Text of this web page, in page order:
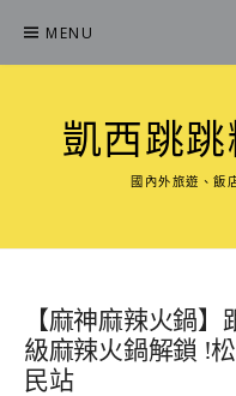
content
MENU
凱西跳
國內外旅遊、飯
【麻神麻辣火鍋
級麻辣火鍋解鎖 !
民站